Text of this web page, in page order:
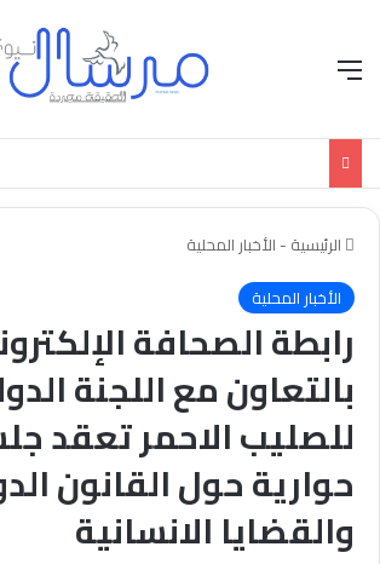
القائمة
الرئيسية - الأخبار المحلية
الأخبار المحلية
رابطة الصحافة
بالتعاون مع اللجنة
للصليب الاحمر تعقد
حوارية حول القانون
والقضايا الانسانية